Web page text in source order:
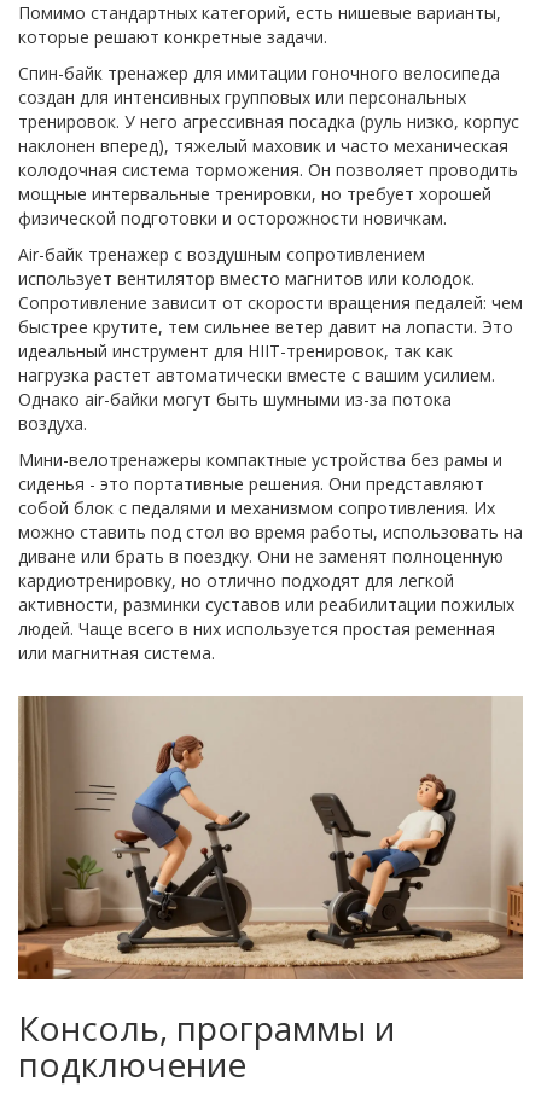
Помимо стандартных категорий, есть нишевые варианты,
которые решают конкретные задачи.
Спин-байк тренажер для имитации гоночного велосипеда
создан для интенсивных групповых или персональных
тренировок. У него агрессивная посадка (руль низко, корпус
наклонен вперед), тяжелый маховик и часто механическая
колодочная система торможения. Он позволяет проводить
мощные интервальные тренировки, но требует хорошей
физической подготовки и осторожности новичкам.
Air-байк тренажер с воздушным сопротивлением
использует вентилятор вместо магнитов или колодок.
Сопротивление зависит от скорости вращения педалей: чем
быстрее крутите, тем сильнее ветер давит на лопасти. Это
идеальный инструмент для HIIT-тренировок, так как
нагрузка растет автоматически вместе с вашим усилием.
Однако air-байки могут быть шумными из-за потока
воздуха.
Мини-велотренажеры компактные устройства без рамы и
сиденья - это портативные решения. Они представляют
собой блок с педалями и механизмом сопротивления. Их
можно ставить под стол во время работы, использовать на
диване или брать в поездку. Они не заменят полноценную
кардиотренировку, но отлично подходят для легкой
активности, разминки суставов или реабилитации пожилых
людей. Чаще всего в них используется простая ременная
или магнитная система.
Консоль, программы и
подключение